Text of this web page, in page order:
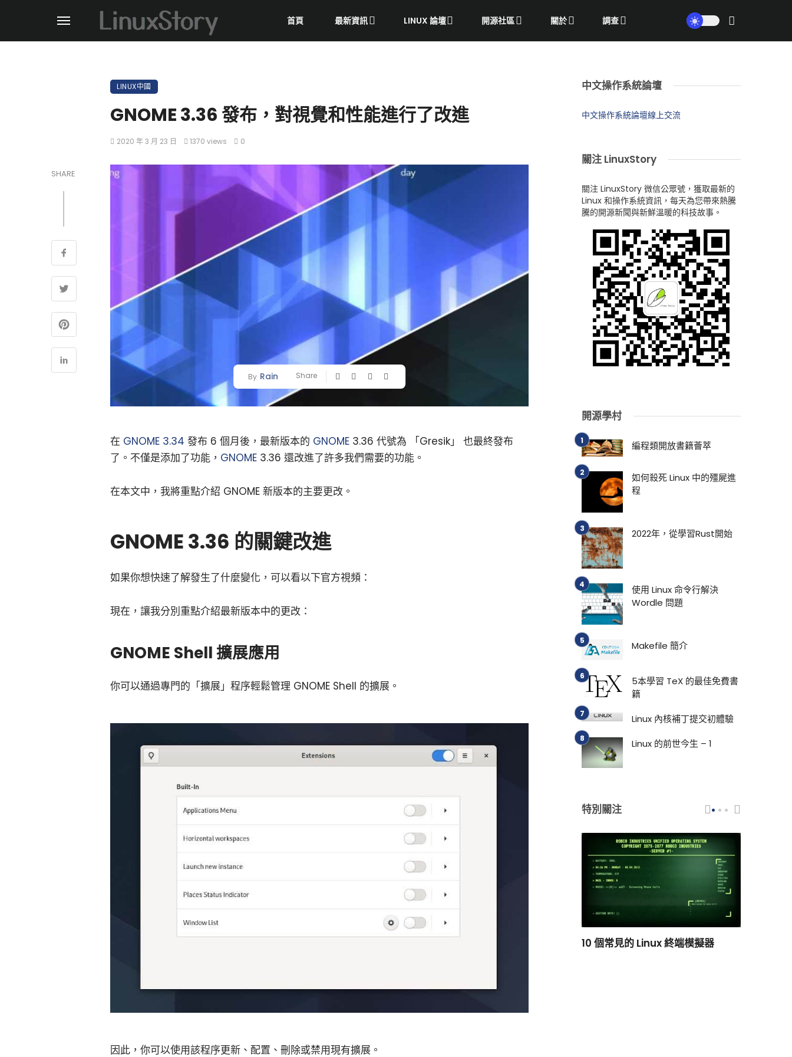
首頁 最新資訊 LINUX 論壇 開源社區 關於 調查
LINUX中國
GNOME 3.36 發布，對視覺和性能進行了改進
2020 年 3 月 23 日 1370 views 0
SHARE
By Rain Share
在 GNOME 3.34 發布 6 個月後，最新版本的 GNOME 3.36 代號為 「Gresik」 也最終發布
了。不僅是添加了功能， GNOME 3.36 還改進了許多我們需要的功能。
在本文中，我將重點介紹 GNOME 新版本的主要更改。
GNOME 3.36 的關鍵改進
如果你想快速了解發生了什麼變化，可以看以下官方視頻：
現在，讓我分別重點介紹最新版本中的更改：
GNOME Shell 擴展應用
你可以通過專門的「擴展」程序輕鬆管理 GNOME Shell 的擴展。
因此，你可以使用該程序更新、配置、刪除或禁用現有擴展。
中文操作系統論壇
中文操作系統論壇線上交流
關注 LinuxStory
關注 LinuxStory 微信公眾號，獲取最新的
Linux 和操作系統資訊，每天為您帶來熱騰
騰的開源新聞與新鮮溫暖的科技故事。
開源學村
編程類開放書籍薈萃
如何殺死 Linux 中的殭屍進
程
2022年，從學習Rust開始
使用 Linux 命令行解決
Wordle 問題
Makefile 簡介
5本學習 TeX 的最佳免費書
籍
Linux 內核補丁提交初體驗
Linux 的前世今生 – 1
特別關注
10 個常見的 Linux 終端模擬器